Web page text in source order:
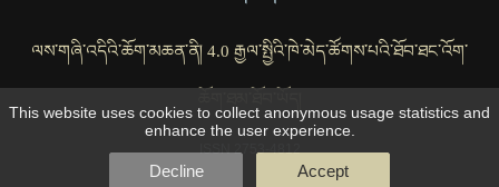
ལས་གཞི་འདིའི་ཆོག་མཆན་ནི། 4.0 རྒྱལ་སྤྱིའི་ཁེ་མེད་ཚོགས་པའི་ཐོབ་ཐང་འོག་
ISSN 2753-4812
This website uses cookies to collect anonymous usage statistics and
enhance the user experience.
Decline Accept